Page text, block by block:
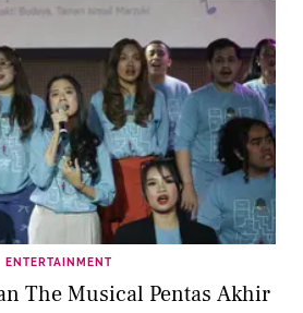
ENTERTAINMENT
The Musical Pentas Akhir